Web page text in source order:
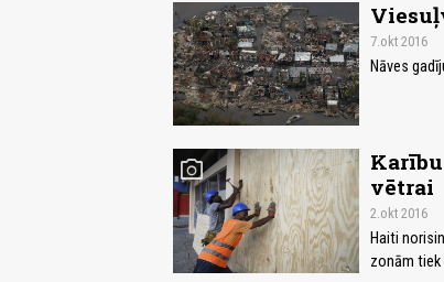
7.okt 2016
Nāves
photo_camera
vētrai
2.okt 2016
Haiti
zonām tiek